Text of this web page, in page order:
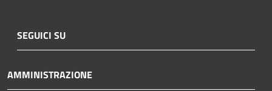
SEGUICI SU
AMMINISTRAZIONE